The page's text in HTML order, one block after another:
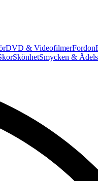
DVD & VideofilmerFordon
SkönhetSmycken &